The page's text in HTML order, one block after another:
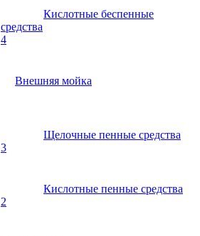
Кислотные беспенные
средства
4
Внешняя мойка
Щелочные пенные средства
3
Кислотные пенные средства
2